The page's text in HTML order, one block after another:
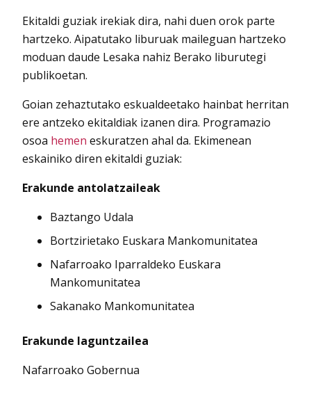
Ekitaldi guziak irekiak dira, nahi duen orok parte
hartzeko. Aipatutako liburuak maileguan hartzeko
moduan daude Lesaka nahiz Berako liburutegi
publikoetan.
Goian zehaztutako eskualdeetako hainbat herritan
ere antzeko ekitaldiak izanen dira. Programazio
osoa hemen eskuratzen ahal da. Ekimenean
eskainiko diren ekitaldi guziak:
Erakunde antolatzaileak
Baztango Udala
Bortzirietako Euskara Mankomunitatea
Nafarroako Iparraldeko Euskara
Mankomunitatea
Sakanako Mankomunitatea
Erakunde laguntzailea
Nafarroako Gobernua